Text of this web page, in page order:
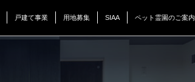
戸建て事業 用地募集 SIAA ペット霊園のご案内